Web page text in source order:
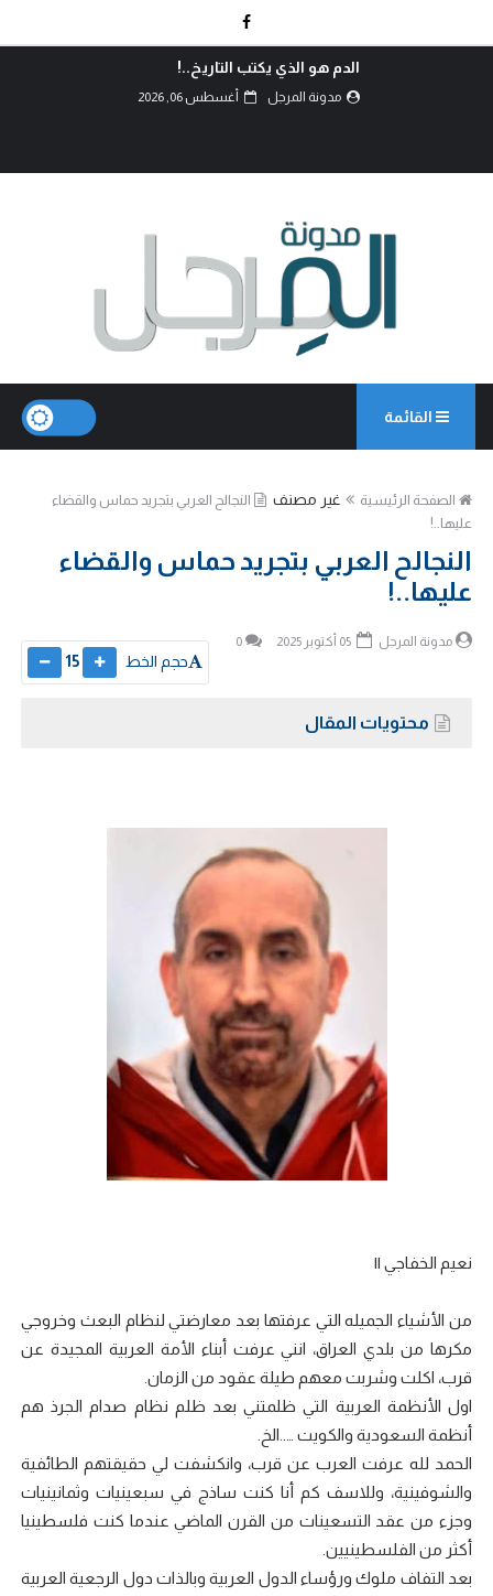
الدم هو الذي يكتب التاريخ..!
مدونة المرجل أغسطس 06, 2026
القائمة
الصفحة الرئيسية غير مصنف
النجالح العربي بتجريد حماس والقضاء
عليها..!
النجالح العربي بتجريد حماس والقضاء
عليها..!
مدونة المرجل 0
حجم الخط 15
محتويات المقال
نعيم الخفاجي ||
من الأشياء الجميله التي عرفتها بعد معارضتي لنظام البعث وخروجي
مكرها من بلدي العراق، انني عرفت أبناء الأمة العربية المجيدة عن
قرب، اكلت وشربت معهم طيلة عقود من الزمان.
اول الأنظمة العربية التي ظلمتني بعد ظلم نظام صدام الجرذ هم
أنظمة السعودية والكويت …..الخ.
الحمد لله عرفت العرب عن قرب، وانكشفت لي حقيقتهم الطائفية
والشوفينية، وللاسف كم أنا كنت ساذج في سبعينيات وثمانينيات
وجزء من عقد التسعينات من القرن الماضي عندما كنت فلسطينيا
أكثر من الفلسطينيين.
بعد التفاف ملوك ورؤساء الدول العربية وبالذات دول الرجعية العربية